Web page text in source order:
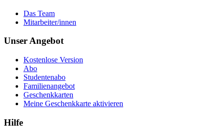
Das Team
Mitarbeiter/innen
Unser Angebot
Kostenlose Version
Abo
Studentenabo
Familienangebot
Geschenkkarten
Meine Geschenkkarte aktivieren
Hilfe